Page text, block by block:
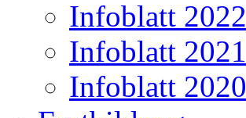
Infoblatt 2022
Infoblatt 2021
Infoblatt 2020